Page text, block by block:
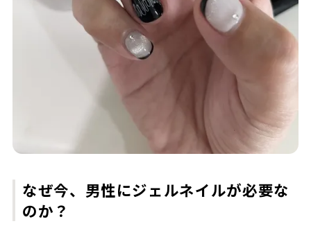
なぜ今、男性にジェルネイルが必要な
のか？